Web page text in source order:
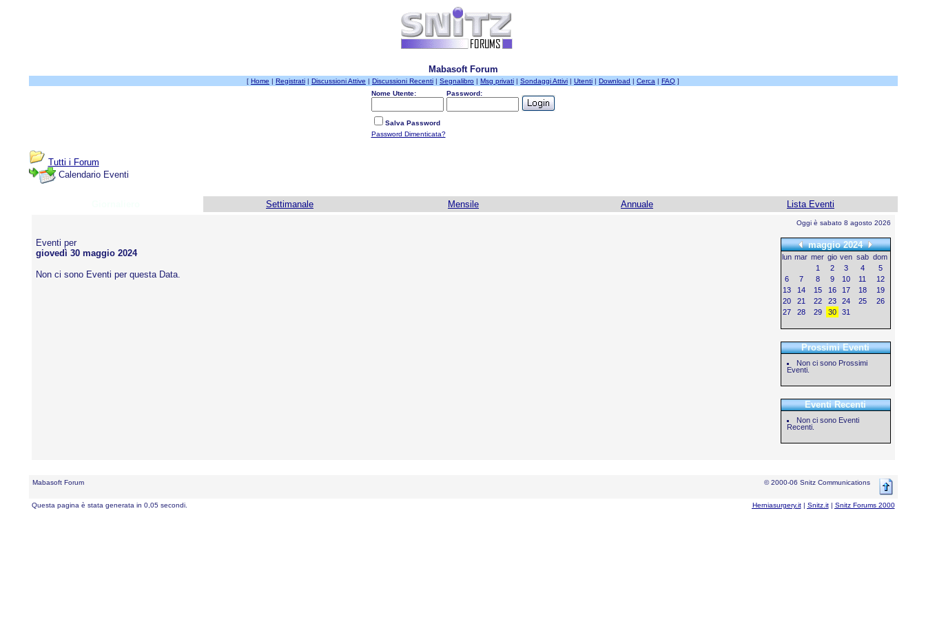
Mabasoft Forum
[ Home | Registrati | Discussioni Attive | Discussioni Recenti | Segnalibro | Msg privati | Sondaggi Attivi | Utenti | Download | Cerca | FAQ ]
Nome Utente:
Password:
Salva Password
Password Dimenticata?
Tutti i Forum
Calendario Eventi
Settimanale Mensile Annuale Lista Eventi
Oggi è sabato 8 agosto 2026
Eventi per
giovedì 30 maggio 2024
Non ci sono Eventi per questa Data.
maggio 2024
lun mar mer gio ven sab dom
1
2 3 4
5
6
7 8 9 10 11
12
13
14 15 16 17 18
19
20
21 22 23 24 25
26
27
28 29 30 31
Prossimi Eventi
Non ci sono Prossimi
Eventi.
Eventi Recenti
Non ci sono Eventi
Recenti.
Mabasoft Forum © 2000-06 Snitz Communications
Questa pagina è stata generata in 0,05 secondi. Herniasurgery.it| Snitz.it| Snitz Forums 2000